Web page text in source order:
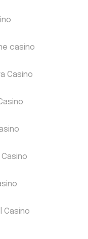
casino
Casino
Casino